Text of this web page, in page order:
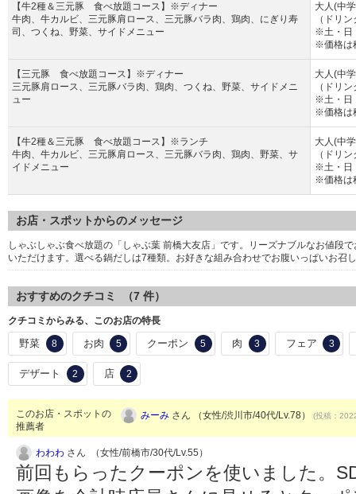
【牛2種＆三元豚 食べ放題コース】※ディナー
牛肉、牛カルビ、三元豚肩ロース、三元豚バラ肉、鶏肉、にぎり寿
司、つくね、野菜、サイドメニュー
大人(中
（ドリ
※土・日
※価格は
【三元豚 食べ放題コース】※ディナー
三元豚肩ロース、三元豚バラ肉、鶏肉、つくね、野菜、サイドメニ
ュー
大人(中
（ドリ
※土・日
※価格は
【牛2種＆三元豚 食べ放題コース】※ランチ
牛肉、牛カルビ、三元豚肩ロース、三元豚バラ肉、鶏肉、野菜、サ
イドメニュー
大人(中
（ドリ
※土・日
※価格は
お店・スポットからのメッセージ
しゃぶしゃぶ食べ放題の「しゃぶ葉 前橋大友店」です。リーズナブルなお値段
いただけます。選べる鍋だしは7種類。お好きな組み合わせでお腹いっぱいお召
おすすめのクチコミ （7 件）
クチコミからみる、このお店の特長
野菜 8 お肉 5 クーポン 5 肉 3 フェア 3
デザート 2 店 2
このお店・スポットの
推薦者
みーみ さん （女性/渋川市/40代/Lv.78） (投稿：
わわわ さん （女性/前橋市/30代/Lv.55）
前回もらったクーポンを使いました。